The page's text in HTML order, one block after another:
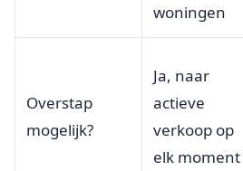
woningen
Overstap
mogelijk?
Ja, naar
actieve
verkoop op
elk moment